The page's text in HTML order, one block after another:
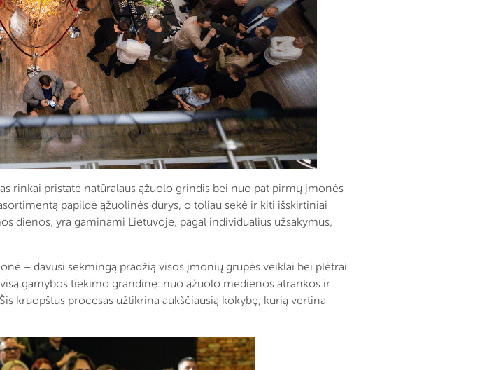
rinkai pristatė natūralaus ąžuolo grindis bei nuo pat pirmų įmonės
papildė ąžuolinės durys, o toliau sekė ir kiti išskirtiniai
dienos, yra gaminami Lietuvoje, pagal individualius užsakymus,
– davusi sėkmingą pradžią visos įmonių grupės veiklai bei plėtrai
gamybos tiekimo grandinę: nuo ąžuolo medienos atrankos ir
kruopštus procesas užtikrina aukščiausią kokybę, kurią vertina